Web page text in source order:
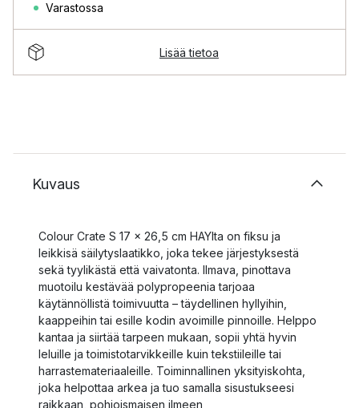
Varastossa
Lisää tietoa
Kuvaus
Colour Crate S 17 x 26,5 cm HAYlta on fiksu ja
leikkisä säilytyslaatikko, joka tekee järjestyksestä
sekä tyylikästä että vaivatonta. Ilmava, pinottava
muotoilu kestävää polypropeenia tarjoaa
käytännöllistä toimivuutta – täydellinen hyllyihin,
kaappeihin tai esille kodin avoimille pinnoille. Helppo
kantaa ja siirtää tarpeen mukaan, sopii yhtä hyvin
leluille ja toimistotarvikkeille kuin tekstiileille tai
harrastemateriaaleille. Toiminnallinen yksityiskohta,
joka helpottaa arkea ja tuo samalla sisustukseesi
raikkaan, pohjoismaisen ilmeen